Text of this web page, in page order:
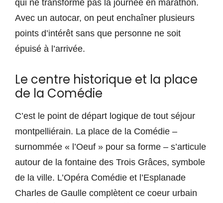
qui ne transforme pas la journée en marathon.
Avec un autocar, on peut enchaîner plusieurs
points d’intérêt sans que personne ne soit
épuisé à l’arrivée.
Le centre historique et la place
de la Comédie
C’est le point de départ logique de tout séjour
montpelliérain. La place de la Comédie –
surnommée « l’Oeuf » pour sa forme – s’articule
autour de la fontaine des Trois Grâces, symbole
de la ville. L’Opéra Comédie et l’Esplanade
Charles de Gaulle complètent ce coeur urbain